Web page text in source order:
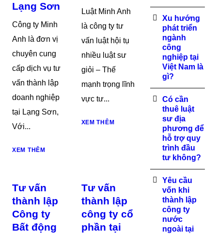
Lạng Sơn
Công ty Minh
Anh là đơn vị
chuyên cung
cấp dịch vụ tư
vấn thành lập
doanh nghiệp
tại Lạng Sơn,
Với...
XEM THÊM
Luật Minh Anh
là công ty tư
vấn luật hội tụ
nhiều luật sư
giỏi – Thế
mạnh trọng lĩnh
vực tư...
XEM THÊM
Tư vấn
thành lập
Công ty
Bất động
Tư vấn
thành lập
công ty cổ
phần tại
Xu hướng
phát triển
ngành
công
nghiệp tại
Việt Nam là
gì?
Có cần
thuê luật
sư địa
phương để
hỗ trợ quy
trình đầu
tư không?
Yêu cầu
vốn khi
thành lập
công ty
nước
ngoài tại